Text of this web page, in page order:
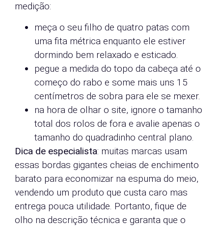
medição:
meça o seu filho de quatro patas com
uma fita métrica enquanto ele estiver
dormindo bem relaxado e esticado.
pegue a medida do topo da cabeça até o
começo do rabo e some mais uns 15
centímetros de sobra para ele se mexer.
na hora de olhar o site, ignore o tamanho
total dos rolos de fora e avalie apenas o
tamanho do quadradinho central plano.
Dica de especialista: muitas marcas usam
essas bordas gigantes cheias de enchimento
barato para economizar na espuma do meio,
vendendo um produto que custa caro mas
entrega pouca utilidade. Portanto, fique de
olho na descrição técnica e garanta que o